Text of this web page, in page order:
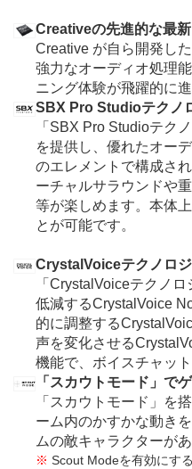
Creativeの先進的な最
Creative が自ら開発し
強力なオーディオ処理
ニング体験が飛躍的に進
SBX Pro Studioテクノ
「SBX Pro Studioテク
を提供し、優れたオー
のエレメントで構成さ
ーチャルサラウンドや
等が楽しめます。本体
とが可能です。
CrystalVoiceテクノロ
「CrystalVoiceテクノ
低減するCrystalVoice
的に調整する
声を変化させる
機能で、ボイスチャッ
「スカウトモード」で
「スカウトモード」を
ーム内のかすかな動き
ムの敵キャラクターが
※ Scout Modeを有効にす